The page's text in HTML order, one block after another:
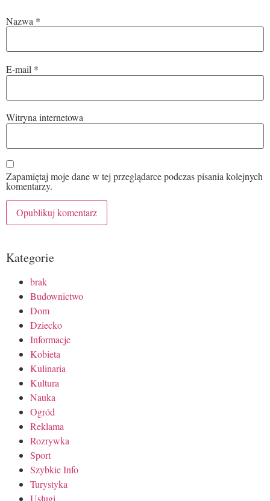
Nazwa *
E-mail *
Witryna internetowa
Zapamiętaj moje dane w tej przeglądarce podczas pisania kolejnych
komentarzy.
Kategorie
brak
Budownictwo
Dom
Dziecko
Informacje
Kobieta
Kulinaria
Kultura
Nauka
Ogród
Reklama
Rozrywka
Sport
Szybkie Info
Turystyka
Usługi